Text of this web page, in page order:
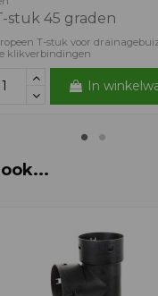
stuk 45 graden
T-stuk voor
klikverbindingen
In